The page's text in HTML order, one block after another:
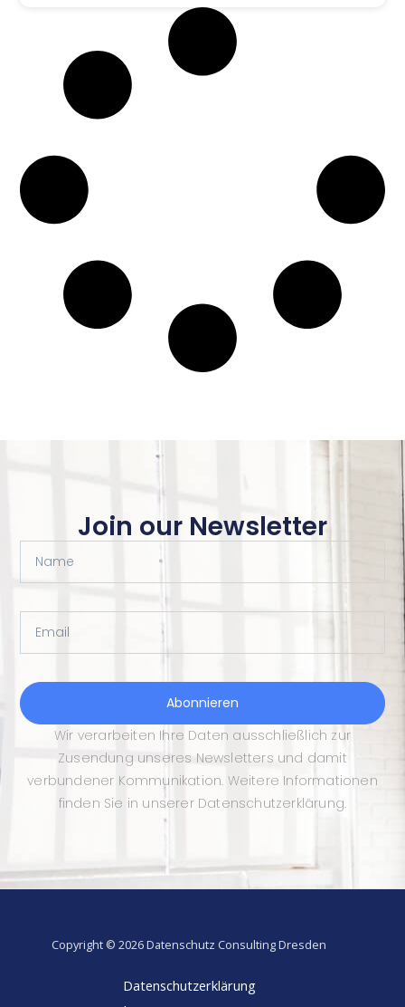
Join our Newsletter
Abonnieren
Wir verarbeiten Ihre Daten ausschließlich zur
Zusendung unseres Newsletters und damit
verbundener Kommunikation. Weitere Informationen
finden Sie in unserer Datenschutzerklärung.
Copyright © 2026 Datenschutz Consulting Dresden
Datenschutzerklärung